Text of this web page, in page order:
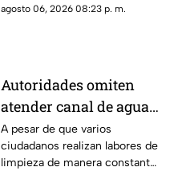
penales; Luis Romo fue
agosto 06, 2026 08:23 p. m.
Autoridades omiten
atender canal de agua
contaminado en
Tonalá
A pesar de que varios
ciudadanos realizan labores de
limpieza de manera constante